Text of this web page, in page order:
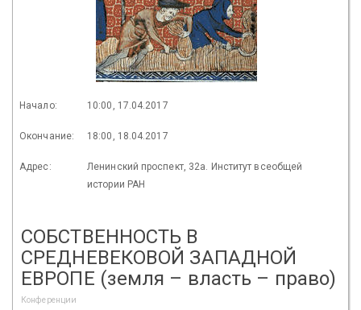
Начало: 10:00, 17.04.2017
Окончание: 18:00, 18.04.2017
Адрес:
Ленинский проспект, 32а. Институт всеобщей
истории РАН
СОБСТВЕННОСТЬ В
СРЕДНЕВЕКОВОЙ ЗАПАДНОЙ
ЕВРОПЕ (земля – власть – право)
Конференции